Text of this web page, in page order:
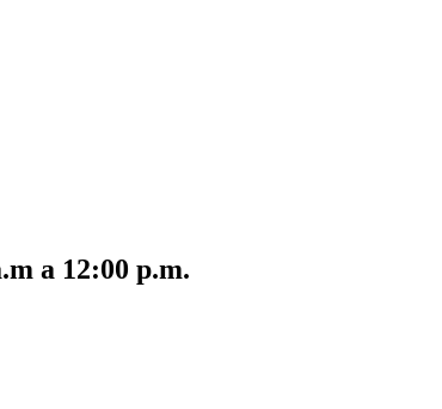
a 12:00 p.m.